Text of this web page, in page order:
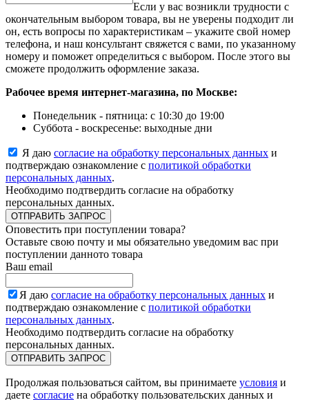
Если у вас возникли трудности с
окончательным выбором товара, вы не уверены подходит ли
он, есть вопросы по характеристикам – укажите свой номер
телефона, и наш консультант свяжется с вами, по указанному
номеру и поможет определиться с выбором. После этого вы
сможете продолжить оформление заказа.
Рабочее время интернет-магазина, по Москве:
Понедельник - пятница: с 10:30 до 19:00
Суббота - воскресенье: выходные дни
Я даю согласие на обработку персональных данных и
подтверждаю ознакомление с политикой обработки
персональных данных.
Необходимо подтвердить согласие на обработку
персональных данных.
ОТПРАВИТЬ ЗАПРОС
Оповестить при поступлении товара?
Оставьте свою почту и мы обязательно уведомим вас при
поступлении данното товара
Ваш email
Я даю согласие на обработку персональных данных и
подтверждаю ознакомление с политикой обработки
персональных данных.
Необходимо подтвердить согласие на обработку
персональных данных.
ОТПРАВИТЬ ЗАПРОС
Продолжая пользоваться сайтом, вы принимаете условия и
даете согласие на обработку пользовательских данных и